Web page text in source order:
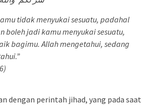
tidak menyukai sesuatu, padahal
boleh jadi kamu menyukai sesuatu,
bagimu. Allah mengetahui, sedang
dengan perintah jihad, yang pada saat